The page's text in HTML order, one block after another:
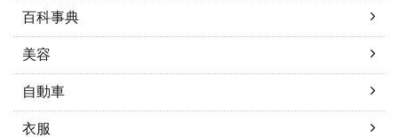
百科事典
美容
自動車
衣服